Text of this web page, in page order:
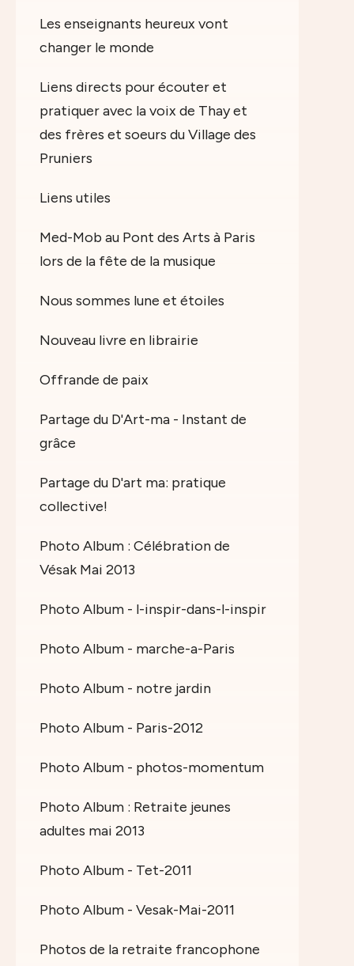
Les enseignants heureux vont
changer le monde
Liens directs pour écouter et
pratiquer avec la voix de Thay et
des frères et soeurs du Village des
Pruniers
Liens utiles
Med-Mob au Pont des Arts à Paris
lors de la fête de la musique
Nous sommes lune et étoiles
Nouveau livre en librairie
Offrande de paix
Partage du D'Art-ma - Instant de
grâce
Partage du D'art ma: pratique
collective!
Photo Album : Célébration de
Vésak Mai 2013
Photo Album - l-inspir-dans-l-inspir
Photo Album - marche-a-Paris
Photo Album - notre jardin
Photo Album - Paris-2012
Photo Album - photos-momentum
Photo Album : Retraite jeunes
adultes mai 2013
Photo Album - Tet-2011
Photo Album - Vesak-Mai-2011
Photos de la retraite francophone